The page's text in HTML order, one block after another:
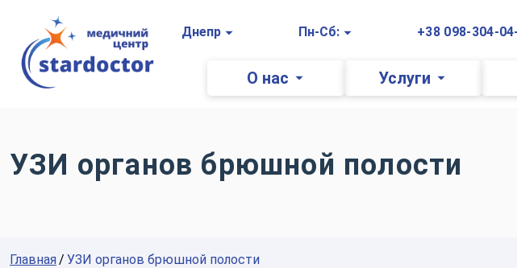
Главная
Днепр
Пн-Сб: +38 098-304-
О нас Услуги
УЗИ органов брюшной полости
Главная УЗИ органов брюшной полости